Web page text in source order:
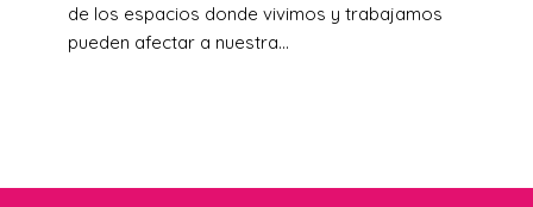
de los espacios donde vivimos y trabajamos
pueden afectar a nuestra...